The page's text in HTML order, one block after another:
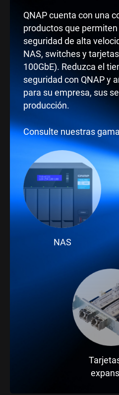
QNAP cuenta con una
productos que permiten
seguridad de alta
NAS, switches y
100GbE). Reduzca el
seguridad con QNAP y
para su empresa, sus
producción.
Consulte nuestras
NAS